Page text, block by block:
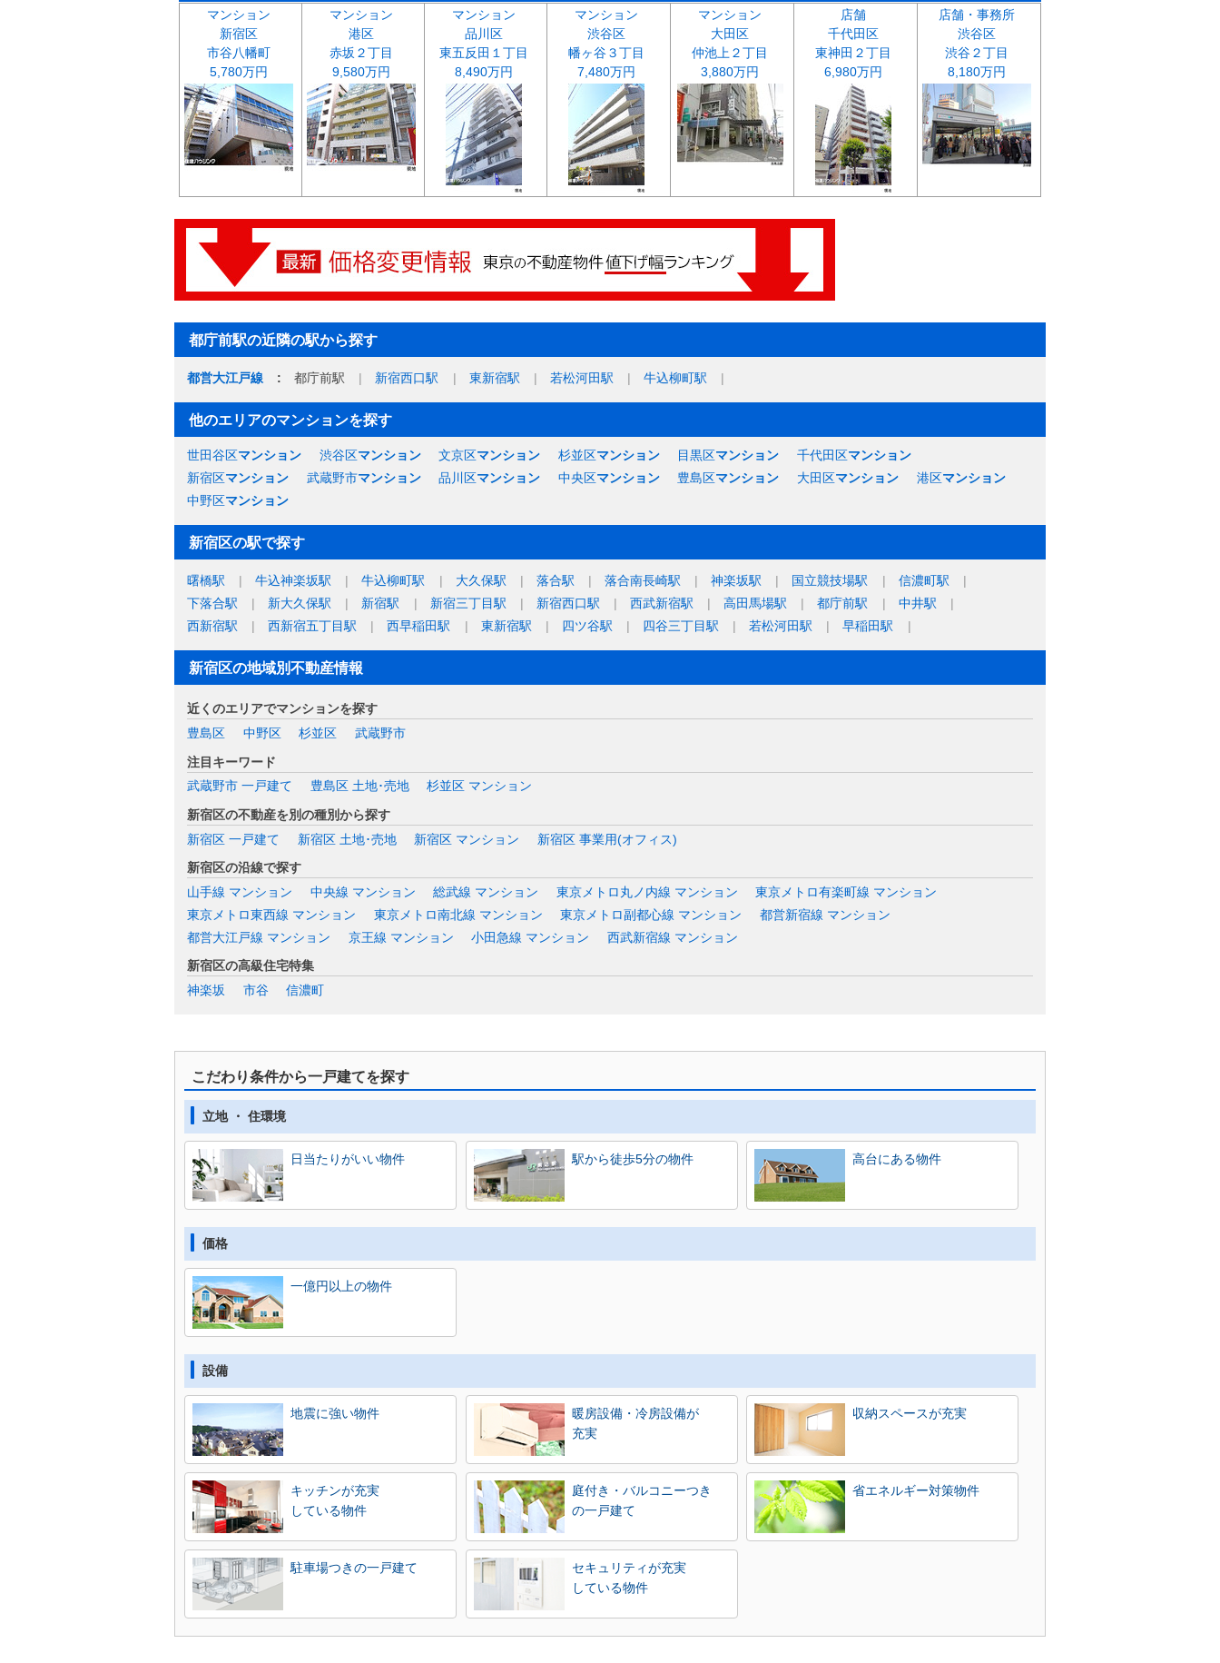
マンション
新宿区
市谷八幡町
5,780万円
マンション
港区
赤坂２丁目
9,580万円
マンション
品川区
東五反田１丁目
8,490万円
マンション
渋谷区
幡ヶ谷３丁目
7,480万円
マンション
大田区
仲池上２丁目
3,880万円
店舗
千代田区
東神田２丁目
6,980万円
店舗・事務所
渋谷区
渋谷２丁目
8,180万円
都庁前駅の近隣の駅から探す
都営大江戸線 都庁前駅 新宿西口駅 東新宿駅 若松河田駅 牛込柳町駅
他のエリアのマンションを探す
世田谷区マンション 渋谷区マンション 文京区マンション 杉並区マンション 目黒区マンション 千代田区マンション
新宿区マンション 武蔵野市マンション 品川区マンション 中央区マンション 豊島区マンション 大田区マンション 港区マンション
中野区マンション
新宿区の駅で探す
曙橋駅 牛込神楽坂駅 牛込柳町駅 大久保駅 落合駅 落合南長崎駅 神楽坂駅 国立競技場駅
信濃町駅
下落合駅
新大久保駅 新宿駅 新宿三丁目駅 新宿西口駅 西武新宿駅 高田馬場駅 都庁前駅
中井駅
西新宿駅
西新宿五丁目駅 西早稲田駅 東新宿駅 四ツ谷駅 四谷三丁目駅 若松河田駅 早稲田駅
新宿区の地域別不動産情報
近くのエリアでマンションを探す
豊島区
中野区 杉並区
武蔵野市
注目キーワード
武蔵野市 一戸建て
豊島区 土地･売地
杉並区 マンション
新宿区の不動産を別の種別から探す
新宿区 一戸建て
新宿区 土地･売地 新宿区 マンション
新宿区 事業用(オフィス)
新宿区の沿線で探す
山手線 マンション
中央線 マンション 総武線 マンション 東京メトロ丸ノ内線 マンション
東京メトロ有楽町線 マンション
東京メトロ東西線 マンション
東京メトロ南北線 マンション 東京メトロ副都心線 マンション
都営新宿線 マンション
都営大江戸線 マンション
京王線 マンション 小田急線 マンション
西武新宿線 マンション
新宿区の高級住宅特集
神楽坂
市谷 信濃町
こだわり条件から一戸建てを探す
立地 ・ 住環境
日当たりがいい物件 駅から徒歩5分の物件 高台にある物件
価格
一億円以上の物件
設備
地震に強い物件
暖房設備・冷房設備が
充実
収納スペースが充実
キッチンが充実
している物件
庭付き・バルコニーつき
の一戸建て
省エネルギー対策物件
駐車場つきの一戸建て
セキュリティが充実
している物件